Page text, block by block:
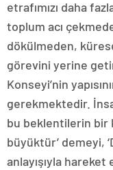
etrafımızı daha
toplum acı
dökülmeden,
görevini yerine
Konseyi’nin
gerekmektedir.
bu beklentilerin bir
büyüktür’ demeyi,
anlayışıyla